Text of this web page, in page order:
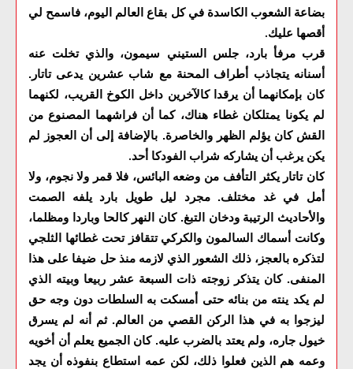
بضاعة الشعوب الكاسدة في كل بقاع العالم اليوم، فاسمح لي
أقصها عليك.
قرب مرفأ بارد، جلس الستيني سيمون، والذي تخلت عنه
أسنانه يتجاذب أطراف المحنة مع شاب عشرين يدعى تاتار.
كان بإمكانهما أن يرقدا كالآخرين داخل الكوخ القريب، لكنهما
لم يكونا يمتلكان غطاء هناك، كما أن فراشهما المصنوع من
القش كان يؤلم الظهر والخاصرة. بالإضافة إلى أن العجوز لم
يكن يرغب أن يشاركه شراب الفودكا أحد.
كان تاتار يكثر التأفف من وضعه البائس، فلا قمر ولا نجوم، ولا
أمل في غد مختلف. مجرد ليل طويل بارد يلفه الصمت
والأحاديث الرتيبة ودخان التبغ. كان النهر كالحا وباردا ومظلما،
وكانت أسماك السالمون والكركي تتقافز تحت غطائها الثلجي
لتذكره بالعجز، ذلك الشعور الذي لازمه منذ حل ضيفا على هذا
المنفى. كان يتذكر زوجته ذات السبعة عشر ربيعا وبيته الذي
لم يكد ينته من بنائه حتى أمسكت به السلطات دون وجه حق
ليزجوا به في هذا الركن القصي من العالم. ثم أنه لم يسرق
خيول جاره، ولم يعتد بالضرب عليه. كان الجميع يعلم أن أخويه
وعمه هم الذين فعلوا ذلك، لكن عمه استطاع بنفوذه أن يجد